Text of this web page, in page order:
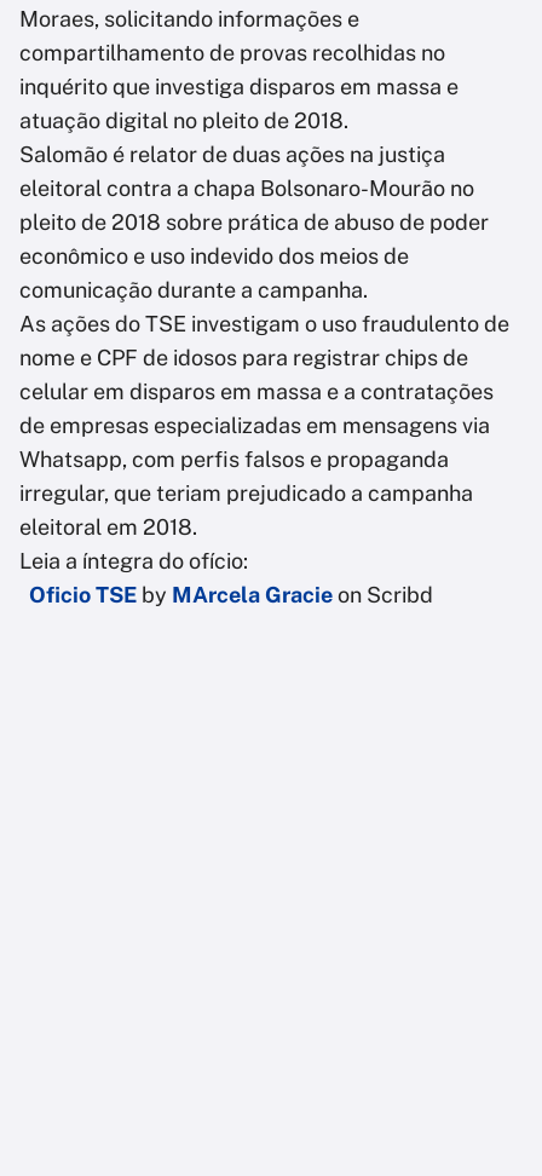
Moraes, solicitando informações e
compartilhamento de provas recolhidas no
inquérito que investiga disparos em massa e
atuação digital no pleito de 2018.
Salomão é relator de duas ações na justiça
eleitoral contra a chapa Bolsonaro-Mourão no
pleito de 2018 sobre prática de abuso de poder
econômico e uso indevido dos meios de
comunicação durante a campanha.
As ações do TSE investigam o uso fraudulento de
nome e CPF de idosos para registrar chips de
celular em disparos em massa e a contratações
de empresas especializadas em mensagens via
Whatsapp, com perfis falsos e propaganda
irregular, que teriam prejudicado a campanha
eleitoral em 2018.
Leia a íntegra do ofício:
Oficio TSE by MArcela Gracieon Scribd